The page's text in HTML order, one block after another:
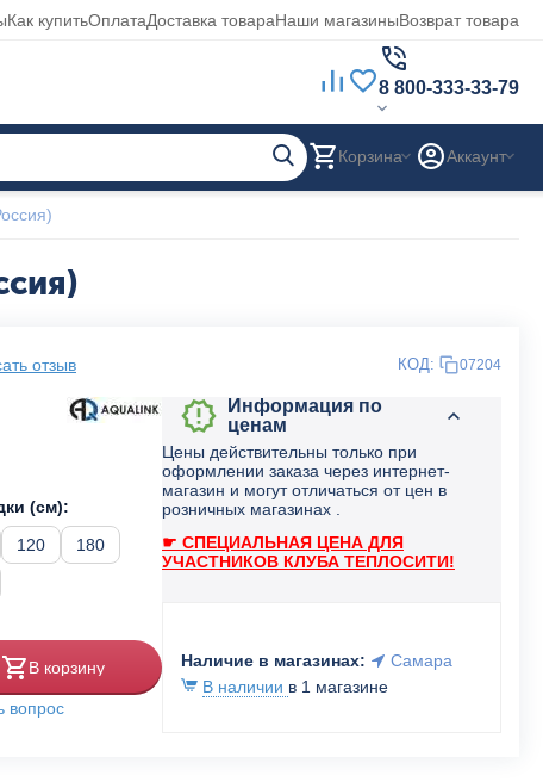
Как купитьОплатаДоставка товараНаши магазиныВозврат товара
8 800-333-33-79
Корзина Аккаунт
отзыв КОД: 07204
(см):
120
180
В корзину
вопрос
Информация по
ценам
Цены действительны только при
оформлении заказа через интернет-
магазин и могут отличаться от цен в
розничных магазинах .
☛ СПЕЦИАЛЬНАЯ ЦЕНА ДЛЯ
УЧАСТНИКОВ КЛУБА ТЕПЛОСИТИ!
Наличие в магазинах:
Самара
В наличии в 1 магазине